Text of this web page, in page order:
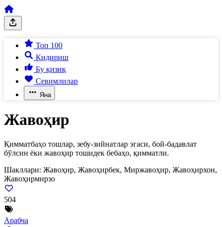
Топ 100
Қидириш
Бу қизиқ
Севимлилар
Яна
Жавоҳир
Қимматбаҳо тошлар, зебу-зийнатлар эгаси, бой-бадавлат
бўлсин ёки жавоҳир тошидек бебаҳо, қимматли.
Шакллари: Жавоҳир, Жавоҳирбек, Миржавоҳир, Жавоҳирхон,
Жавоҳирмирзо
504
Арабча